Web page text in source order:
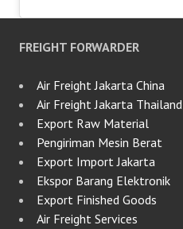
FREIGHT FORWARDER
Air Freight Jakarta China
Air Freight Jakarta Thailand
Export Raw Material
Pengiriman Mesin Berat
Export Import Jakarta
Ekspor Barang Elektronik
Export Finished Goods
Air Freight Services